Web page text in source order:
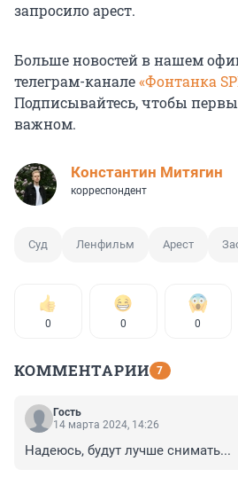
запросило арест.
Больше новостей в нашем
телеграм-канале«Фонтанка
Подписывайтесь, чтобы
важном.
Константин Митягин
корреспондент
Суд Ленфильм Арест
0 0 0
КОММЕНТАРИИ 7
Гость
14 марта 2024, 14:26
Надеюсь, будут лучше снимать...